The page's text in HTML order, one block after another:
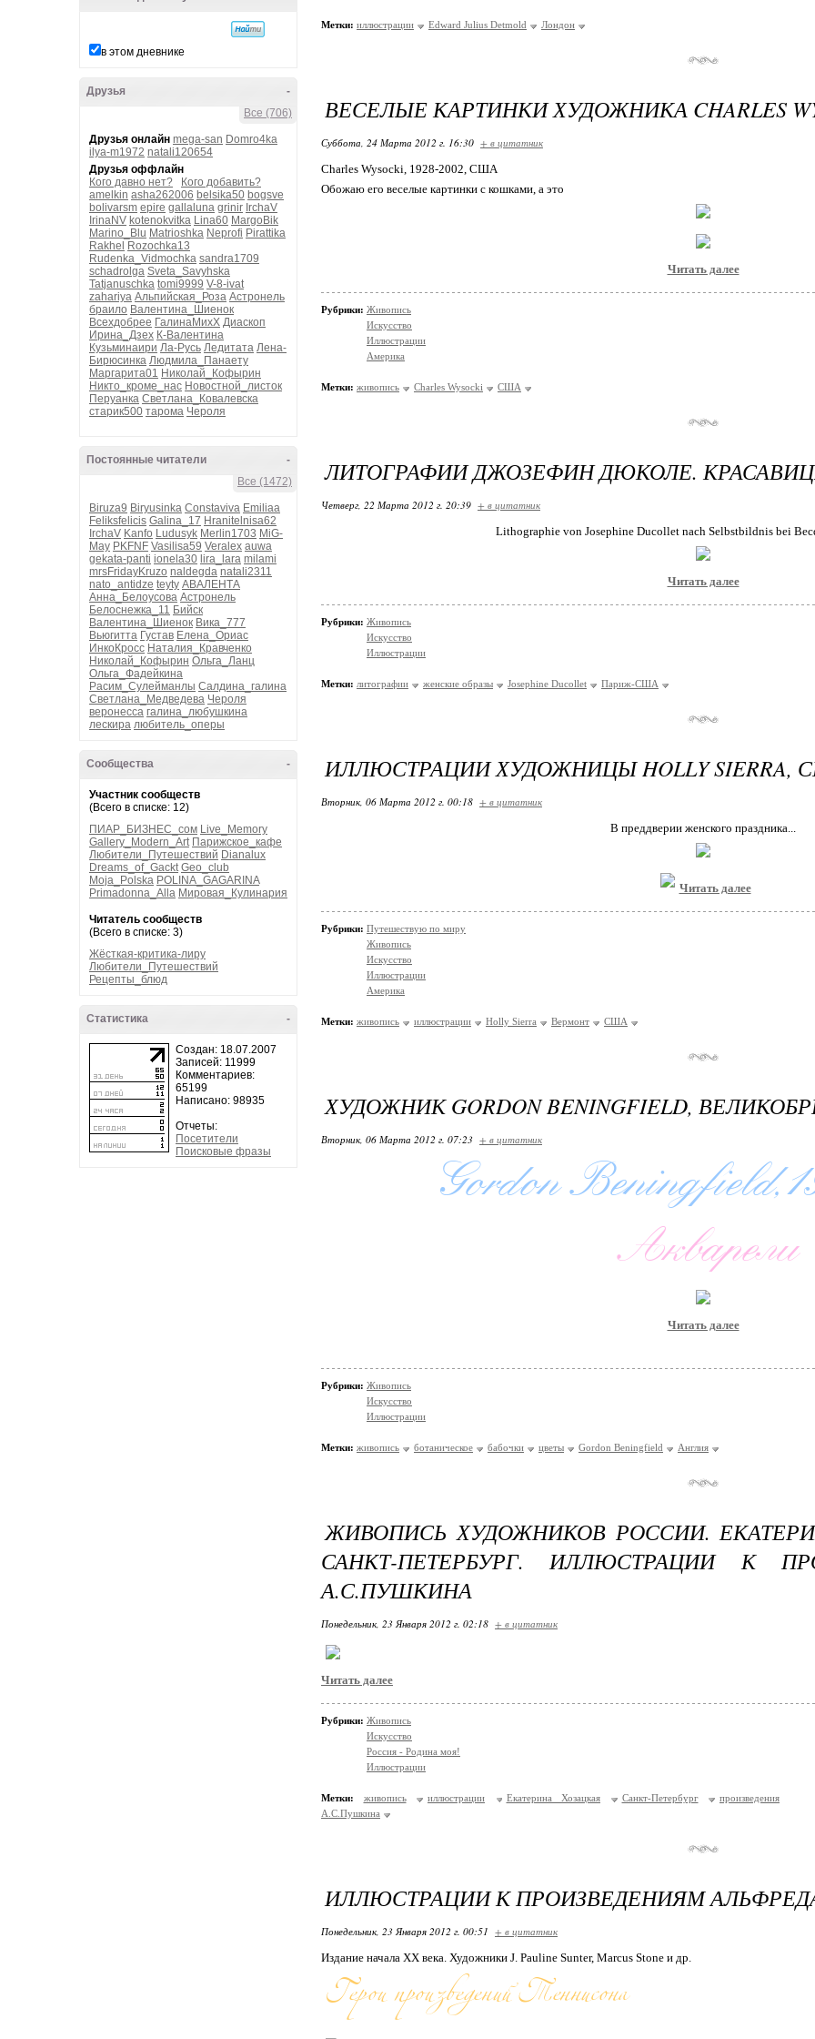
в этом дневнике
-
Друзья
Все (706)
Друзья онлайн mega-san Domro4ka
ilya-m1972 natali120654
Друзья оффлайн
Кого давно нет?
Кого добавить?
amelkin asha262006 belsika50 bogsve
bolivarsm epire gallaluna grinir IrchaV
IrinaNV kotenokvitka Lina60 MargoBik
Marino_Blu Matrioshka Neprofi Pirattika
Rakhel
Rozochka13
Rudenka_Vidmochka sandra1709
schadrolga Sveta_Savyhska
Tatjanuschka tomi9999 V-8-ivat
zahariya Альпийская_Роза Астронель
браило Валентина_Шиенок
Всехдобрее ГалинаМихХ Диаскоп
Ирина_Дзех К-Валентина
Кузьминаири Ла-Русь Ледитата Лена-
Бирюсинка Людмила_Панаету
Маргарита01 Николай_Кофырин
Никто_кроме_нас Новостной_листок
Перуанка Светлана_Ковалевска
старик500 тарома Чероля
-
Постоянные читатели
Все (1472)
Biruza9 Biryusinka Constaviva Emiliaa
Feliksfelicis Galina_17 Hranitelnisa62
IrchaV Kanfo Ludusyk Merlin1703 MiG-
May PKFNF Vasilisa59 Veralex auwa
gekata-panti ionela30 lira_lara milami
mrsFridayKruzo naldegda natali2311
nato_antidze teyty АВАЛЕНТА
Анна_Белоусова Астронель
Белоснежка_11 Бийск
Валентина_Шиенок Вика_777
Вьюгитта Густав Елена_Ориас
ИнкоКросс Наталия_Кравченко
Николай_Кофырин Ольга_Ланц
Ольга_Фадейкина
Расим_Сулейманлы Салдина_галина
Светлана_Медведева Чероля
веронесса галина_любушкина
лескира любитель_оперы
-
Сообщества
Участник сообществ
(Всего в списке: 12)
ПИАР_БИЗНЕС_сом Live_Memory
Gallery_Modern_Art Парижское_кафе
Любители_Путешествий Dianalux
Dreams_of_Gackt Geo_club
Moja_Polska POLINA_GAGARINA
Primadonna_Alla Мировая_Кулинария
Читатель сообществ
(Всего в списке: 3)
Жёсткая-критика-лиру
Любители_Путешествий
Рецепты_блюд
-
Статистика
Создан: 18.07.2007
Записей: 11999
Комментариев:
65199
Написано: 98935
Отчеты:
Посетители
Поисковые фразы
Метки: иллюстрации Edward Julius Detmold Лондон
ВЕСЕЛЫЕ КАРТИНКИ ХУДОЖНИКА CHARLES
Суббота, 24 Марта 2012 г. 16:30 + в цитатник
Charles Wysocki, 1928-2002, США
Обожаю его веселые картинки с кошками, а это
Читать далее
Рубрики: Живопись
Искусство
Иллюстрации
Америка
Метки: живопись Charles Wysocki США
ЛИТОГРАФИИ ДЖОЗЕФИН ДЮКОЛЕ.
Четверг, 22 Марта 2012 г. 20:39 + в цитатник
Lithographie von Josephine Ducollet nach Selbstbildnis bei
Читать далее
Рубрики: Живопись
Искусство
Иллюстрации
Метки: литографии женские образы Josephine Ducollet Париж-США
ИЛЛЮСТРАЦИИ ХУДОЖНИЦЫ HOLLY SIERRA,
Вторник, 06 Марта 2012 г. 00:18 + в цитатник
В преддверии женского праздника...
Читать далее
Рубрики: Путешествую по миру
Живопись
Искусство
Иллюстрации
Америка
Метки: живопись иллюстрации Holly Sierra Вермонт США
ХУДОЖНИК GORDON BENINGFIELD,
Вторник, 06 Марта 2012 г. 07:23 + в цитатник
Читать далее
Рубрики: Живопись
Искусство
Иллюстрации
Метки: живопись ботаническое бабочки цветы Gordon Beningfield Англия
ЖИВОПИСЬ ХУДОЖНИКОВ РОССИИ.
САНКТ-ПЕТЕРБУРГ. ИЛЛЮСТРАЦИИ К
А.С.ПУШКИНА
Понедельник, 23 Января 2012 г. 02:18 + в цитатник
Читать далее
Рубрики: Живопись
Искусство
Россия - Родина моя!
Иллюстрации
Метки: живопись иллюстрации Екатерина Хозацкая Санкт-Петербург
произведения
А.С.Пушкина
ИЛЛЮСТРАЦИИ К ПРОИЗВЕДЕНИЯМ
Понедельник, 23 Января 2012 г. 00:51 + в цитатник
Издание начала ХХ века. Художники J. Pauline Sunter, Marcus Stone и др.